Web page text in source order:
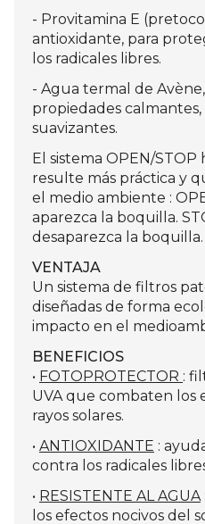
- Provitamina E
antioxidante, para
los radicales libres.
- Agua termal de
propiedades
suavizantes.
El sistema OPEN/
resulte más práctica y
el medio ambiente :
aparezca la boquilla.
desaparezca la boquilla.
VENTAJA
Un sistema de filtros
diseñadas de forma
impacto en el
BENEFICIOS
• FOTOPROTECTOR :
UVA que combaten los
rayos solares.
• ANTIOXIDANTE :
contra los radicales
• RESISTENTE AL AGUA
los efectos nocivos del